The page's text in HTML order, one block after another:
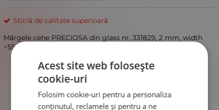
Sticlă de calitate superioară
Mărgele cehe PRECIOSA din glass nr. 331829, 2 mm, width
~55 cm, pachet de 12 mărgele
Acest site web folosește
cookie-uri
Folosim cookie-uri pentru a personaliza
conținutul, reclamele și pentru a ne